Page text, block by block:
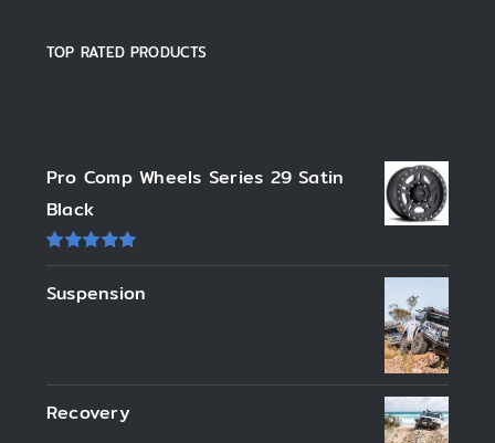
TOP RATED PRODUCTS
Pro Comp Wheels Series 29 Satin
Black
ให้
คะแนน
5.00ตั้งแต่
Suspension
Recovery